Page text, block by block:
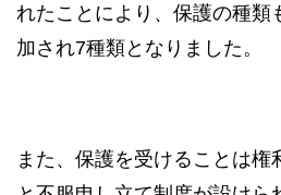
れたことにより、保護の種類
加され7種類となりました。
また、保護を受けることは権